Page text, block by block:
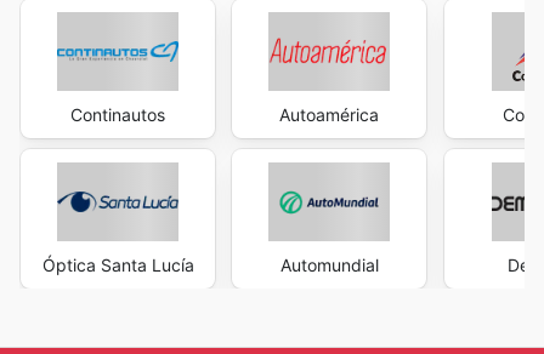
Continautos
Óptica Santa Lucía
Autoamérica
Automundial